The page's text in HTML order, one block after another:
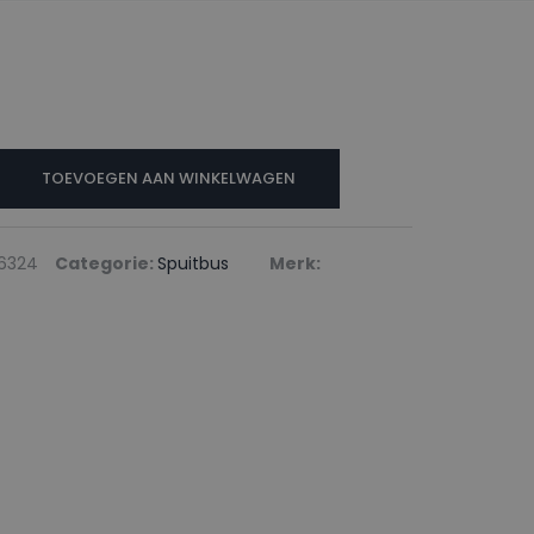
TOEVOEGEN AAN WINKELWAGEN
Categorie: Spuitbus
Merk: